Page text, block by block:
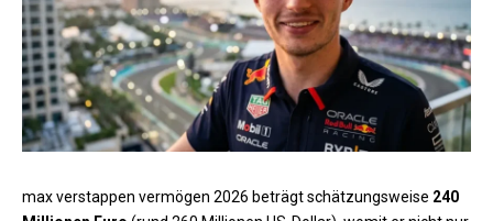
max verstappen vermögen 2026 beträgt schätzungsweise 240